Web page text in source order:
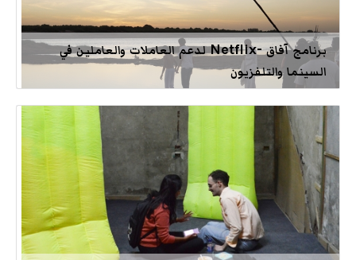
برنامج آفاق -Netflix لدعم العاملات والعاملين في
السينما والتلفزيون